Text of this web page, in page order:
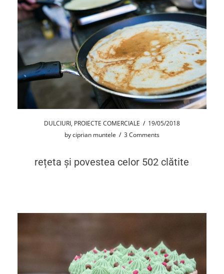
DULCIURI, PROIECTE COMERCIALE / 19/05/2018
byciprian muntele / 3 Comments
rețeta și povestea celor 502 clătite